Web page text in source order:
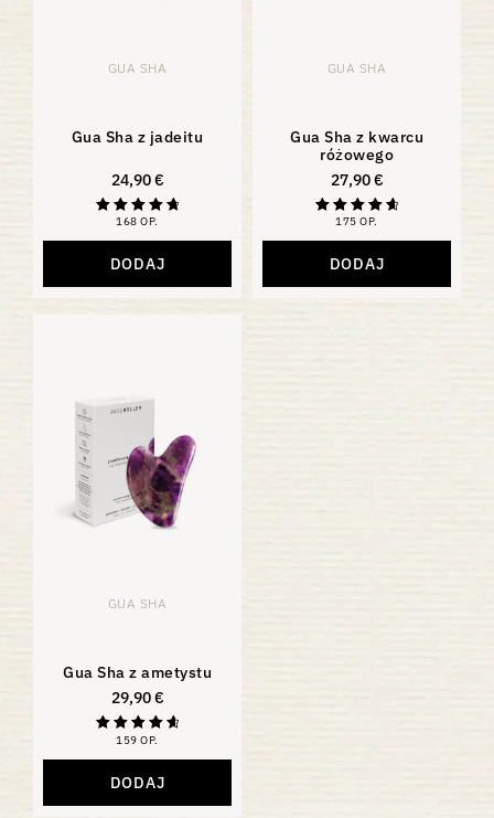
GUA SHA
Gua Sha z jadeitu
24,90€
168 OP.
Oceniono na
DODAJ
GUA SHA
Gua Sha z kwarcu
różowego
27,90€
175 OP.
Ocena
DODAJ
GUA SHA
Gua Sha z ametystu
29,90€
159 OP.
Ocena
DODAJ